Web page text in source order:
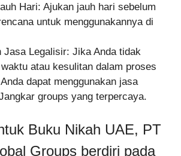
Hari: Ajukan jauh hari sebelum
untuk menggunakannya di
Jasa Legalisir: Jika Anda tidak
atau kesulitan dalam proses
dapat menggunakan jasa
groups yang terpercaya.
Buku Nikah UAE, PT
Groups berdiri pada